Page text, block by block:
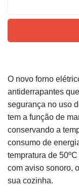
O novo forno
antiderrapantes
segurança no uso
tem a função de
conservando a
consumo de
tempratura de
com aviso sonoro,
sua cozinha.